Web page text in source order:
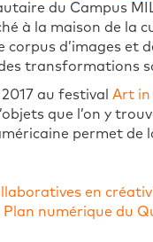
du Campus
à la maison de la
d’images et
transformations
au festival Art in
que l’on y
permet
en
numérique du